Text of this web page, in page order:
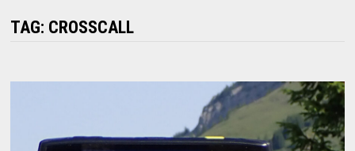
TAG: CROSSCALL